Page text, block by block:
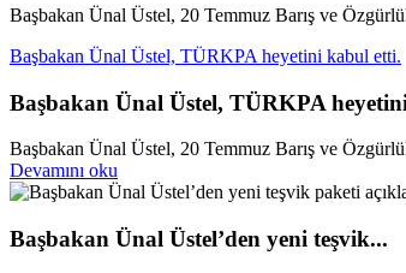
Başbakan Ünal Üstel, 20 Temmuz Barış ve
Başbakan Ünal Üstel, TÜRKPA heyetini kabul etti.
Başbakan Ünal Üstel, TÜRKPA
Başbakan Ünal Üstel, 20 Temmuz Barış ve
Devamını oku
Başbakan Ünal Üstel’den yeni teşvik...